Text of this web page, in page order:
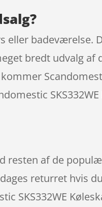
eller badeværelse.
bredt udvalg af
resten af de
returret hvis
SKS332WE